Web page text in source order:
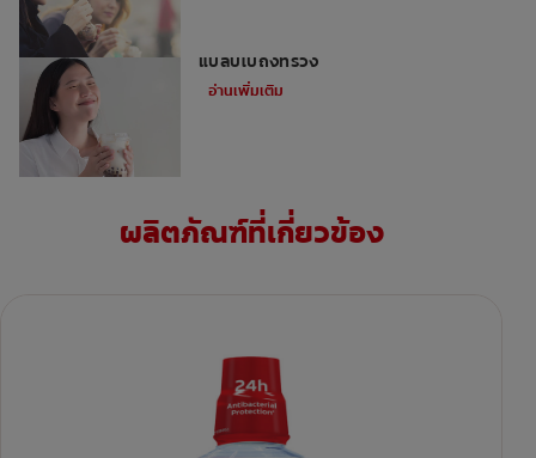
แปล๊บไปถึงทรวง
อ่านเพิ่มเติม
ผลิตภัณฑ์ที่เกี่ยวข้อง